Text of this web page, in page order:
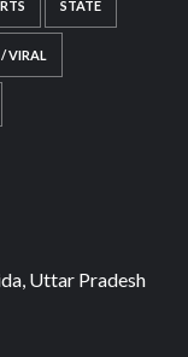
STATE
VIRAL
Uttar Pradesh